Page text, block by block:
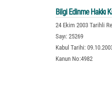
Bilgi Edinme Hakkı
24 Ekim 2003 Tarihli
Sayı: 25269
Kabul Tarihi:
Kanun No:4982